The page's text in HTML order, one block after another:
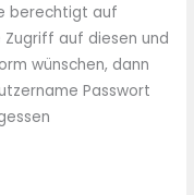
berechtigt auf
Zugriff auf diesen und
wünschen, dann
Passwort